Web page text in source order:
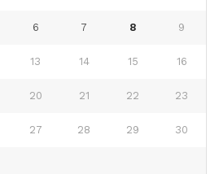
6 7 8 9
13 14 15 16
20 21 22 23
27 28 29 30